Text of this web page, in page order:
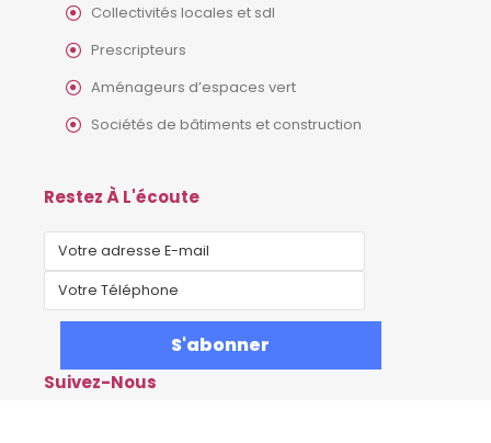
Collectivités locales et sdl
Prescripteurs
Aménageurs d’espaces vert
Sociétés de bâtiments et construction
Restez À L'écoute
Suivez-Nous